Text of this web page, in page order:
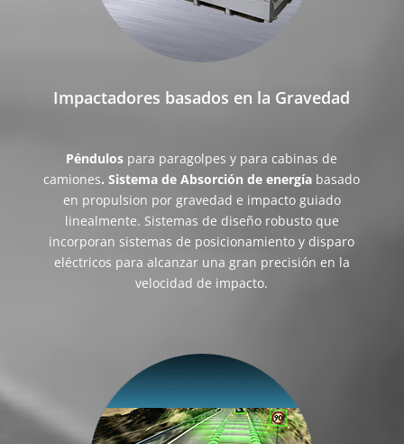
Impactadores basados en la Gravedad
Péndulos para paragolpes y para cabinas de
camiones. Sistema de Absorción de energía basado
en propulsion por gravedad e impacto guiado
linealmente. Sistemas de diseño robusto que
incorporan sistemas de posicionamiento y disparo
eléctricos para alcanzar una gran precisión en la
velocidad de impacto.